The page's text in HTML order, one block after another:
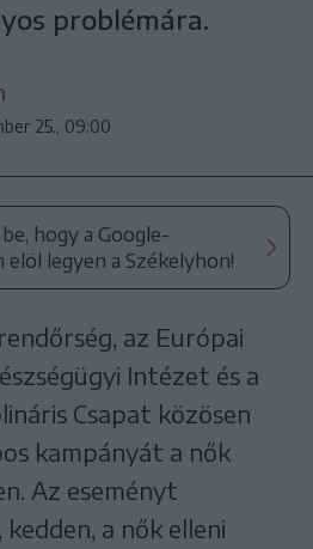
problémára.
25., 09:00
hogy a Google-
legyen a Székelyhon!
az Európai
Intézet és a
Csapat közösen
kampányát a nők
Az eseményt
a nők elleni